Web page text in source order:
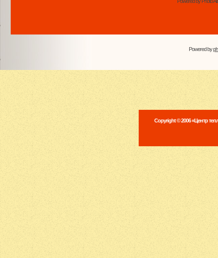
Powered by
Copyright © 2006 «Центр